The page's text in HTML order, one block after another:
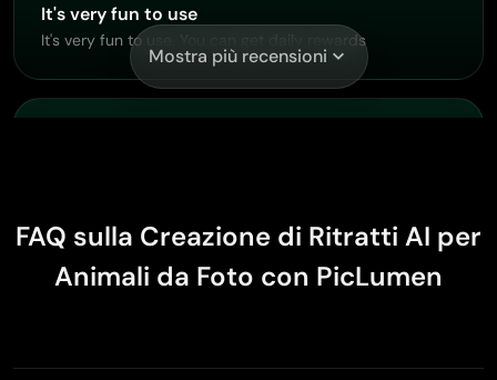
It's very fun to use
It's very fun to use. You can get daily rewards
Good app recién probando
Mostra più recensioni
FAQ sulla Creazione di Ritratti AI per
Animali da Foto con PicLumen